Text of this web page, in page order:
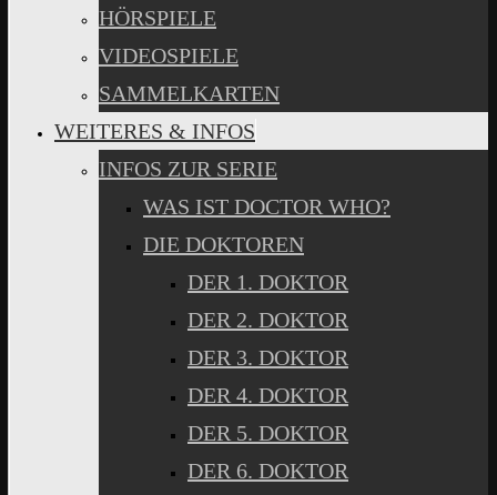
HÖRSPIELE
VIDEOSPIELE
SAMMELKARTEN
WEITERES & INFOS
INFOS ZUR SERIE
WAS IST DOCTOR WHO?
DIE DOKTOREN
DER 1. DOKTOR
DER 2. DOKTOR
DER 3. DOKTOR
DER 4. DOKTOR
DER 5. DOKTOR
DER 6. DOKTOR